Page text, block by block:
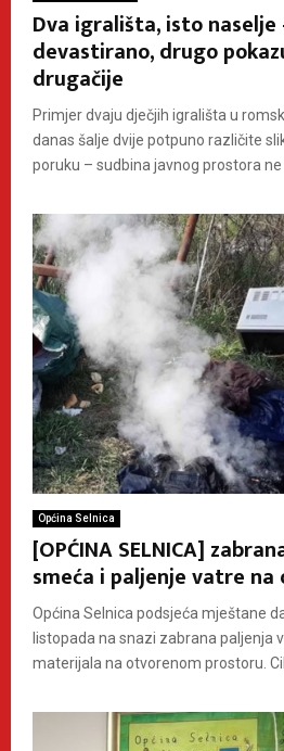
Dva igrališta, isto naselje
devastirano, drugo
drugačije
Primjer dvaju dječjih igrališta u
danas šalje dvije potpuno različite
poruku – sudbina javnog prostora ne
Općina Selnica
[OPĆINA SELNICA]
smeća i paljenje vatre
Općina Selnica podsjeća mještane
listopada na snazi zabrana paljenja
materijala na otvorenom prostoru.